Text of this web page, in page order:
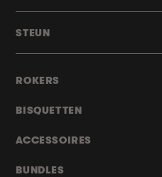
ROKERS
BISQUETTEN
ACCESSOIRES
BUNDLES
STEUN